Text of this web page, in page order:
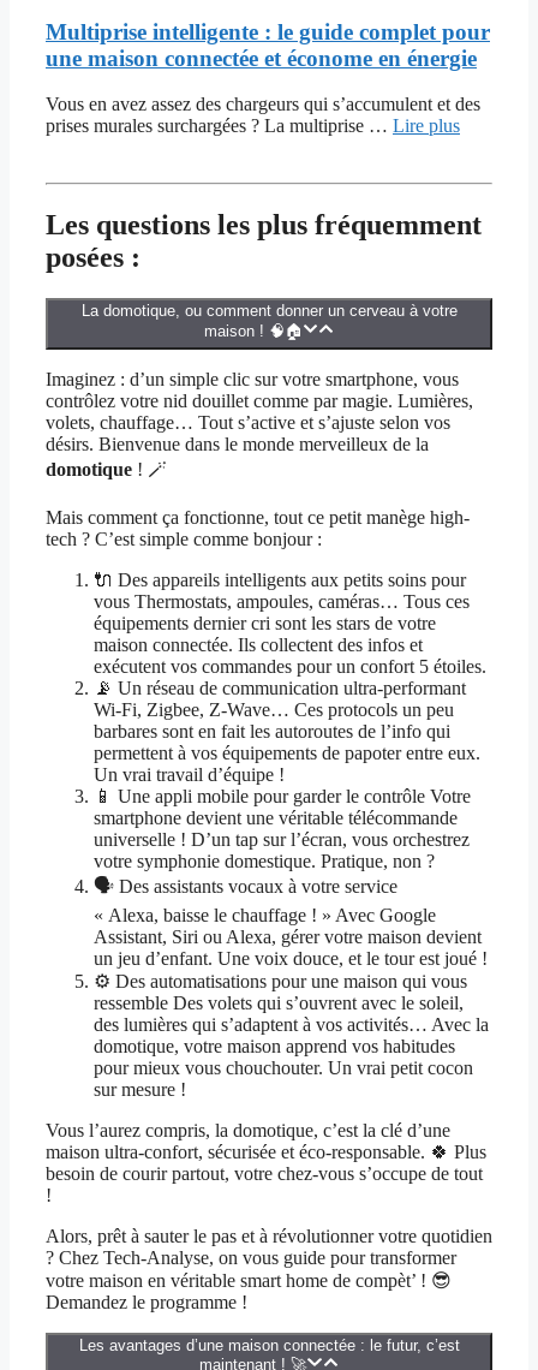
Multiprise intelligente : le guide complet pour
une maison connectée et économe en énergie
Vous en avez assez des chargeurs qui s’accumulent et des
prises murales surchargées ? La multiprise … Lire plus
Les questions les plus fréquemment
posées :
La domotique, ou comment donner un cerveau à votre
maison ! 🧠🏠
Imaginez : d’un simple clic sur votre smartphone, vous
contrôlez votre nid douillet comme par magie. Lumières,
volets, chauffage… Tout s’active et s’ajuste selon vos
désirs. Bienvenue dans le monde merveilleux de la
domotique ! 🪄
Mais comment ça fonctionne, tout ce petit manège high-
tech ? C’est simple comme bonjour :
🔌 Des appareils intelligents aux petits soins pour
vous Thermostats, ampoules, caméras… Tous ces
équipements dernier cri sont les stars de votre
maison connectée. Ils collectent des infos et
exécutent vos commandes pour un confort 5 étoiles.
📡 Un réseau de communication ultra-performant
Wi-Fi, Zigbee, Z-Wave… Ces protocols un peu
barbares sont en fait les autoroutes de l’info qui
permettent à vos équipements de papoter entre eux.
Un vrai travail d’équipe !
📱 Une appli mobile pour garder le contrôle Votre
smartphone devient une véritable télécommande
universelle ! D’un tap sur l’écran, vous orchestrez
votre symphonie domestique. Pratique, non ?
🗣️ Des assistants vocaux à votre service
« Alexa, baisse le chauffage ! » Avec Google
Assistant, Siri ou Alexa, gérer votre maison devient
un jeu d’enfant. Une voix douce, et le tour est joué !
⚙️ Des automatisations pour une maison qui vous
ressemble Des volets qui s’ouvrent avec le soleil,
des lumières qui s’adaptent à vos activités… Avec la
domotique, votre maison apprend vos habitudes
pour mieux vous chouchouter. Un vrai petit cocon
sur mesure !
Vous l’aurez compris, la domotique, c’est la clé d’une
maison ultra-confort, sécurisée et éco-responsable. 🍀 Plus
besoin de courir partout, votre chez-vous s’occupe de tout
!
Alors, prêt à sauter le pas et à révolutionner votre quotidien
? Chez Tech-Analyse, on vous guide pour transformer
votre maison en véritable smart home de compèt’ ! 😎
Demandez le programme !
Les avantages d’une maison connectée : le futur, c’est
maintenant ! 🚀